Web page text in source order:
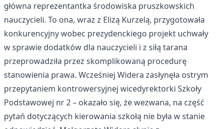
główna reprezentantka środowiska pruszkowskich
nauczycieli. To ona, wraz z Elizą Kurzelą, przygotowała
konkurencyjny wobec prezydenckiego projekt uchwały
w sprawie dodatków dla nauczycieli i z siłą tarana
przeprowadziła przez skomplikowaną procedurę
stanowienia prawa. Wcześniej Widera zasłynęła ostrym
przepytaniem kontrowersyjnej wicedyrektorki Szkoły
Podstawowej nr 2 – okazało się, że wezwana, na część
pytań dotyczących kierowania szkołą nie była w stanie